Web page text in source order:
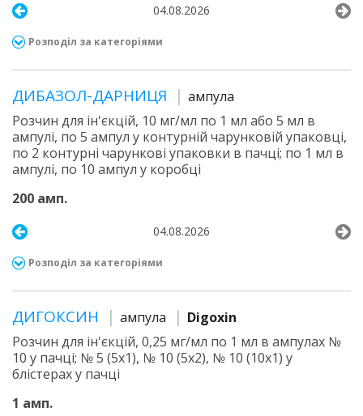
04.08.2026
Розподіл за категоріями
ДИБАЗОЛ-ДАРНИЦЯ
ампула
Розчин для ін'єкцій, 10 мг/мл по 1 мл або 5 мл в
ампулі, по 5 ампул у контурній чарунковій упаковці,
по 2 контурні чарункові упаковки в пачці; по 1 мл в
ампулі, по 10 ампул у коробці
200 амп.
04.08.2026
Розподіл за категоріями
ДИГОКСИН ампула
Digoxin
Розчин для ін'єкцій, 0,25 мг/мл по 1 мл в ампулах №
10 у пачці; № 5 (5х1), № 10 (5х2), № 10 (10х1) у
блістерах у пачці
1 амп.